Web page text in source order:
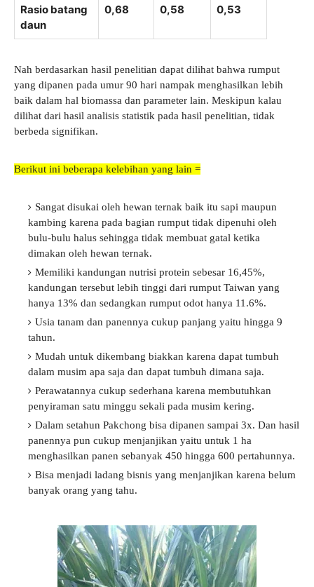
Rasio batang
daun
0,68 0,58 0,53
Nah berdasarkan hasil penelitian dapat dilihat bahwa rumput
yang dipanen pada umur 90 hari nampak menghasilkan lebih
baik dalam hal biomassa dan parameter lain. Meskipun kalau
dilihat dari hasil analisis statistik pada hasil penelitian, tidak
berbeda signifikan.
Berikut ini beberapa kelebihan yang lain =
Sangat disukai oleh hewan ternak baik itu sapi maupun
kambing karena pada bagian rumput tidak dipenuhi oleh
bulu-bulu halus sehingga tidak membuat gatal ketika
dimakan oleh hewan ternak.
Memiliki kandungan nutrisi protein sebesar 16,45%,
kandungan tersebut lebih tinggi dari rumput Taiwan yang
hanya 13% dan sedangkan rumput odot hanya 11.6%.
Usia tanam dan panennya cukup panjang yaitu hingga 9
tahun.
Mudah untuk dikembang biakkan karena dapat tumbuh
dalam musim apa saja dan dapat tumbuh dimana saja.
Perawatannya cukup sederhana karena membutuhkan
penyiraman satu minggu sekali pada musim kering.
Dalam setahun Pakchong bisa dipanen sampai 3x. Dan hasil
panennya pun cukup menjanjikan yaitu untuk 1 ha
menghasilkan panen sebanyak 450 hingga 600 pertahunnya.
Bisa menjadi ladang bisnis yang menjanjikan karena belum
banyak orang yang tahu.